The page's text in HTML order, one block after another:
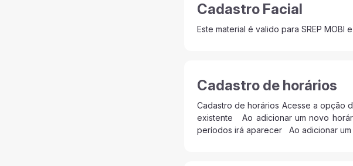
Cadastro Facial
Este material é valido para SREP
Cadastro de horários
Cadastro de horários Acesse a opção
existente Ao adicionar um novo
períodos irá aparecer Ao adicionar um